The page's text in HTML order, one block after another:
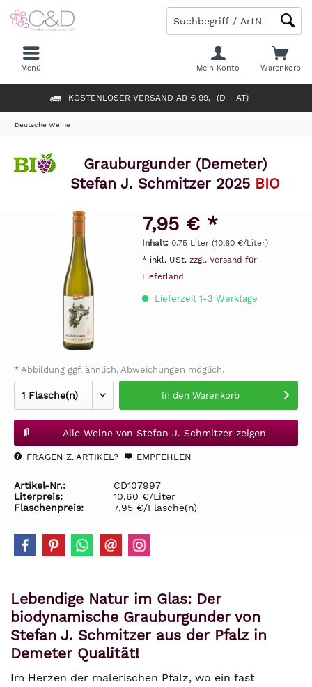
KOSTENLOSER VERSAND AB € 99,- (D + AT)
Warenkorb
Mein Konto
Menü
Deutsche Weine
Grauburgunder (Demeter)
Stefan J. Schmitzer 2025 BIO
7,95 € *
Inhalt: 0.75 Liter (10,60 €/Liter)
* inkl. USt. zzgl. Versand für
Lieferland
Lieferzeit 1-3 Werktage
* Abbildung ggf. ähnlich, Abweichungen möglich.
In den Warenkorb
Alle Weine von Stefan J. Schmitzer zeigen
FRAGEN Z. ARTIKEL? EMPFEHLEN
Artikel-Nr.:
CD107997
Literpreis:
10,60 €/Liter
Flaschenpreis:
7,95 €/Flasche(n)
Lebendige Natur im Glas: Der
biodynamische Grauburgunder von
Stefan J. Schmitzer aus der Pfalz in
Demeter Qualität!
Im Herzen der malerischen Pfalz, wo ein fast